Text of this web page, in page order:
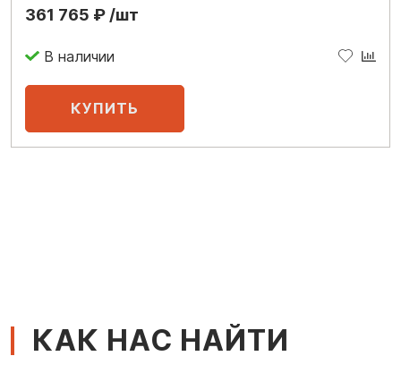
361 765 ₽ /шт
КАК НАС НАЙТИ